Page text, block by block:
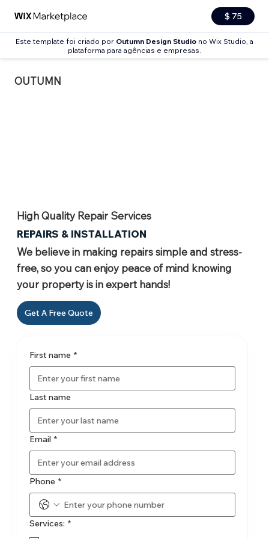
$ 75
Este template foi criado por Outumn Design Studio no Wix Studio, a
plataforma para agências e empresas.